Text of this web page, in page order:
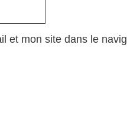
et mon site dans le